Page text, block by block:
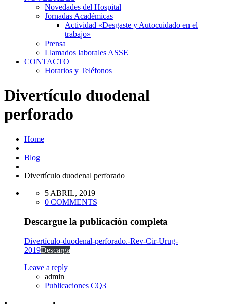
Novedades del Hospital
Jornadas Académicas
Actividad «Desgaste y Autocuidado en el
trabajo»
Prensa
Llamados laborales ASSE
CONTACTO
Horarios y Teléfonos
Divertículo duodenal
perforado
Home
Blog
Divertículo duodenal perforado
5 ABRIL, 2019
0 COMMENTS
Descargue la publicación completa
Divertículo-duodenal-perforado.-Rev-Cir-Urug-
2019Descarga
Leave a reply
admin
Publicaciones CQ3